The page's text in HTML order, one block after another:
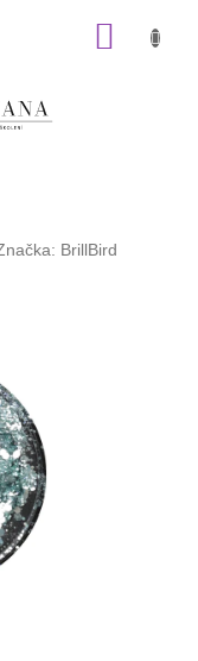
BrillBird